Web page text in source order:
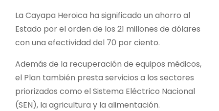
La Cayapa Heroica ha significado un ahorro al
Estado por el orden de los 21 millones de dólares
con una efectividad del 70 por ciento.
Además de la recuperación de equipos médicos,
el Plan también presta servicios a los sectores
priorizados como el Sistema Eléctrico Nacional
(SEN), la agricultura y la alimentación.